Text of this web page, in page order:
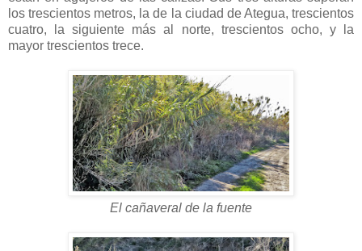
los trescientos metros, la de la ciudad de Ategua, trescientos
cuatro, la siguiente más al norte, trescientos ocho, y la
mayor trescientos trece.
El cañaveral de la fuente